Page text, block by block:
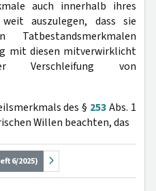
auch innerhalb ihres
auszulegen, dass sie
mit diesen mitverwirklicht
Verschleifung von
des § 253Abs. 1
Willen beachten, das
6/2025)